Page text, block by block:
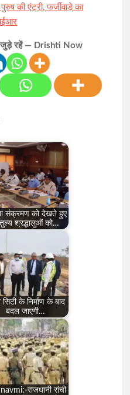
की एंट्री, फर्जीवाड़े का
जुड़े रहें — Drishti Now
संक्रमण को देखते हुए
श्रद्धालुओं को…
सिटी के निर्माण के बाद
बदल जाएगी…
राजधानी रांची